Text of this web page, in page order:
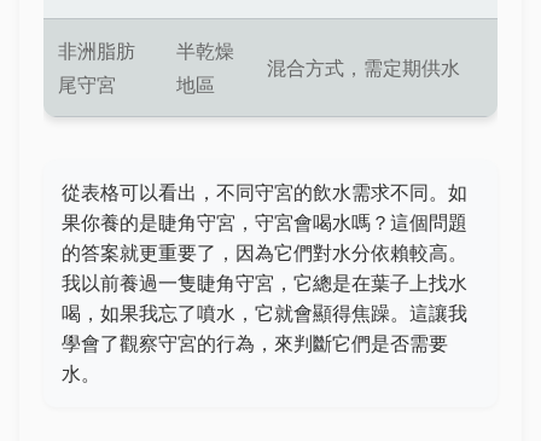
非洲脂肪
尾守宮
半乾燥
地區
混合方式，需定期供水
從表格可以看出，不同守宮的飲水需求不同。如
果你養的是睫角守宮，守宮會喝水嗎？這個問題
的答案就更重要了，因為它們對水分依賴較高。
我以前養過一隻睫角守宮，它總是在葉子上找水
喝，如果我忘了噴水，它就會顯得焦躁。這讓我
學會了觀察守宮的行為，來判斷它們是否需要
水。